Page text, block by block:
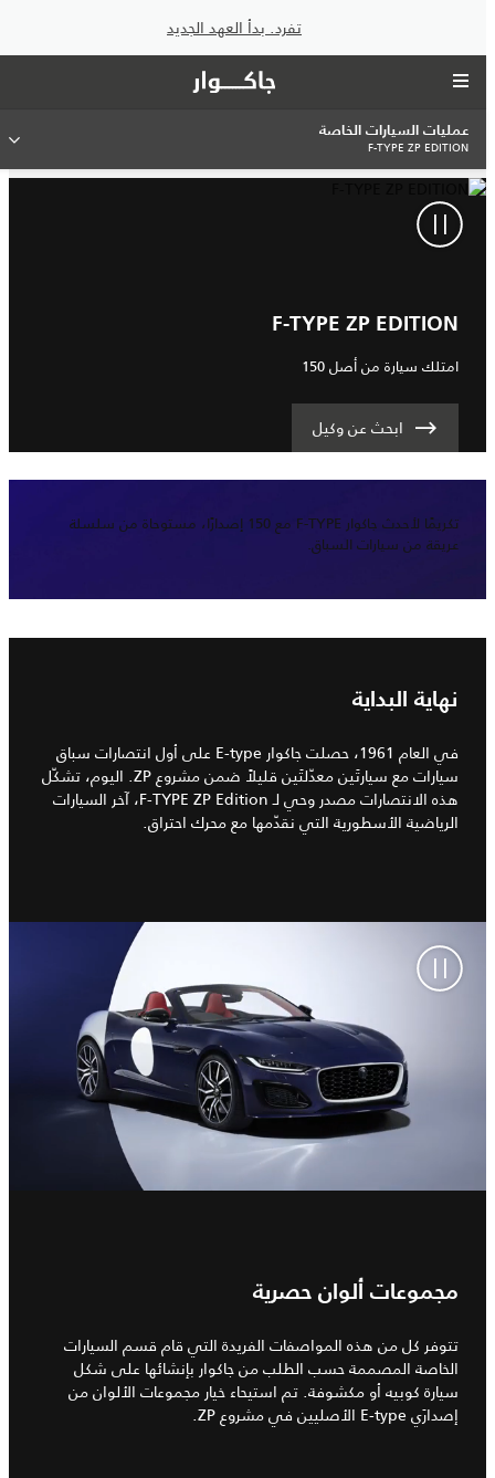
تفرد. بدأ العهد الجديد
عمليات السيارات الخاصة
F-TYPE ZP EDITION
F-TYPE ZP EDITION
امتلك سيارة من أصل 150
ابحث عن وكيل
تكريمًا لأحدث جاكوار F-TYPE مع 150 إصدارًا، مستوحاة من سلسلة
عريقة من سيارات السباق.
نهاية البداية
في العام 1961، حصلت جاكوار E-type على أول انتصارات سباق
سيارات مع سيارتَين معدّلتَين قليلاً ضمن مشروع ZP. اليوم، تشكّل
هذه الانتصارات مصدر وحي لـ F-TYPE ZP Edition، آخر السيارات
الرياضية الأسطورية التي نقدّمها مع محرك احتراق.
مجموعات ألوان حصرية
تتوفر كل من هذه المواصفات الفريدة التي قام قسم السيارات
الخاصة المصممة حسب الطلب من جاكوار بإنشائها على شكل
سيارة كوبيه أو مكشوفة. تم استيحاء خيار مجموعات الألوان من
إصدارَي E-type الأصليين في مشروع ZP.